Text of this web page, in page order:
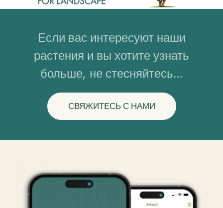
Если вас интересуют наши
растения и вы хотите узнать
больше, не стесняйтесь…
СВЯЖИТЕСЬ С НАМИ